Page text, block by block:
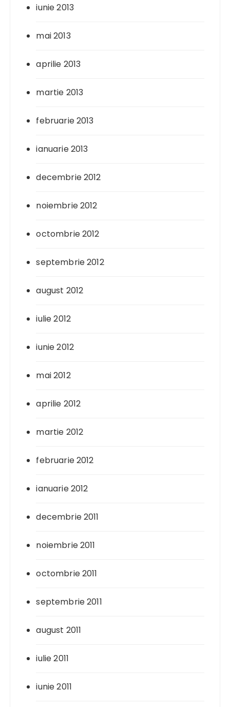
iunie 2013
mai 2013
aprilie 2013
martie 2013
februarie 2013
ianuarie 2013
decembrie 2012
noiembrie 2012
octombrie 2012
septembrie 2012
august 2012
iulie 2012
iunie 2012
mai 2012
aprilie 2012
martie 2012
februarie 2012
ianuarie 2012
decembrie 2011
noiembrie 2011
octombrie 2011
septembrie 2011
august 2011
iulie 2011
iunie 2011